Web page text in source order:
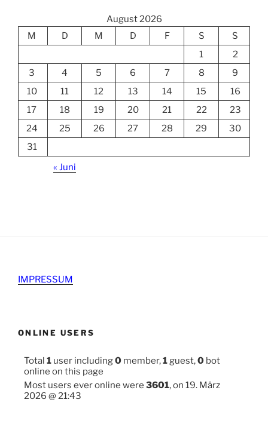
August 2026
M
D M D F S
S
1
2
3
4 5 6 7 8
9
10
11 12 13 14 15
16
17
18 19 20 21 22
23
24
25 26 27 28 29
30
31
« Juni
IMPRESSUM
ONLINE USERS
Total 1 user including0 member,1guest,0 bot
online on this page
Most users ever online were 3601, on 19. März
2026 @ 21:43